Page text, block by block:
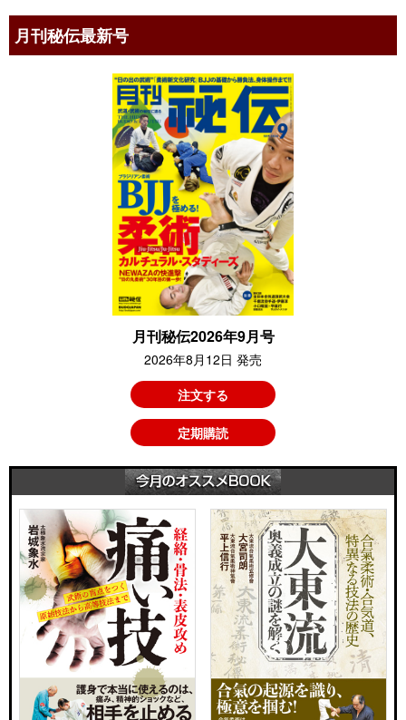
月刊秘伝最新号
月刊秘伝2026年9月号
2026年8月12日 発売
注文する
定期購読